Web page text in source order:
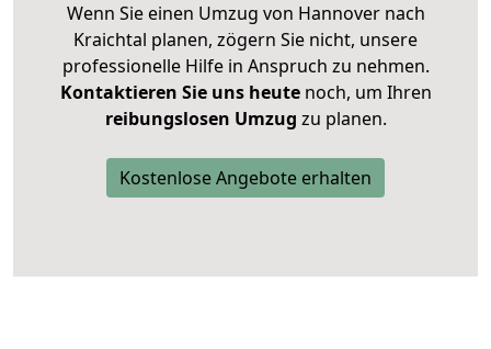
Wenn Sie einen Umzug von Hannover nach
Kraichtal planen, zögern Sie nicht, unsere
professionelle Hilfe in Anspruch zu nehmen.
Kontaktieren Sie uns heutenoch, um Ihren
reibungslosen Umzug zu planen.
Kostenlose Angebote erhalten